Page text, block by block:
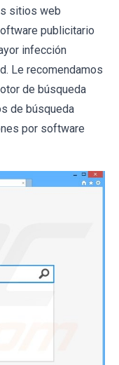
sitios web
publicitario
infección
Le recomendamos
de búsqueda
de búsqueda
por software